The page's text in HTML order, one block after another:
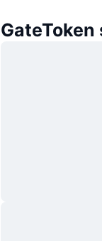
GateToken